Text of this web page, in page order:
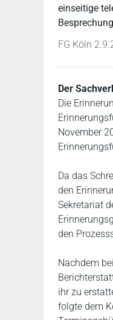
einseitige
FG Köln
Der
Die
November
Da das
den
Sekretariat
den
Nachdem
ihr zu
folgte dem